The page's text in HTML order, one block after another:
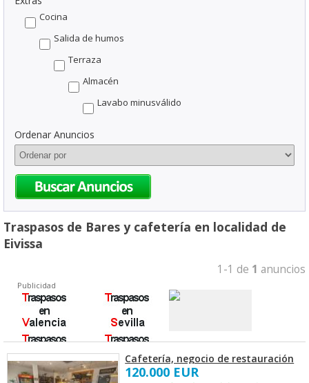
Cocina
Salida de humos
Terraza
Almacén
Lavabo minusválido
Ordenar Anuncios
Traspasos de Bares y cafetería en localidad de
Eivissa
1-1 de 1 anuncios
Publicidad
Cafetería, negocio de restauración
120.000 EUR